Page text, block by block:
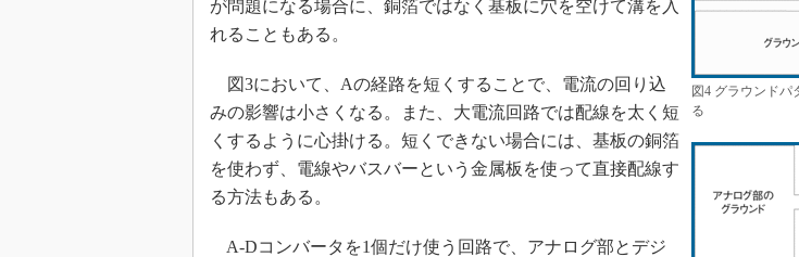
図4 グラウンドパ
る
が問題になる場合に、銅箔ではなく基板に穴を空けて溝を入
れることもある。
図3において、Aの経路を短くすることで、電流の回り込
みの影響は小さくなる。また、大電流回路では配線を太く短
くするように心掛ける。短くできない場合には、基板の銅箔
を使わず、電線やバスバーという金属板を使って直接配線す
る方法もある。
A-Dコンバータを1個だけ使う回路で、アナログ部とデジ